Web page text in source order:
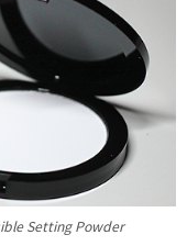
Setting Powder